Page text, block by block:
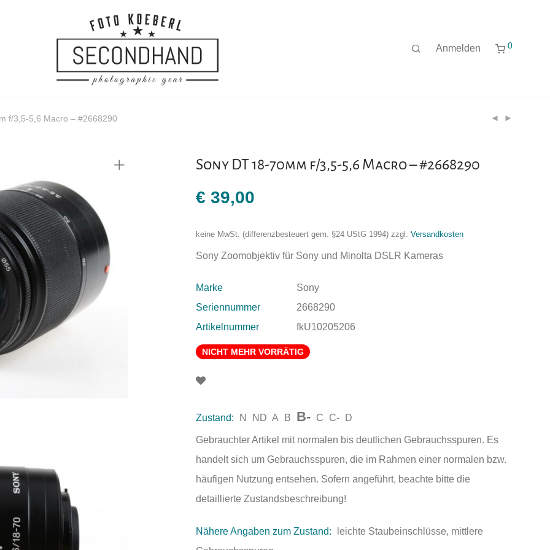
Anmelden 0
f/3,5-5,6 Macro – #2668290
Sony DT 18-70mm f/3,5-5,6 Macro – #2668290
€ 39,00
keine MwSt. (differenzbesteuert gem. §24 UStG 1994) zzgl. Versandkosten
Sony Zoomobjektiv für Sony und Minolta DSLR Kameras
Marke
Sony
Seriennummer
2668290
Artikelnummer
fkU10205206
NICHT MEHR VORRÄTIG
Zustand: N ND A B B- C C- D
Gebrauchter Artikel mit normalen bis deutlichen Gebrauchsspuren. Es
handelt sich um Gebrauchsspuren, die im Rahmen einer normalen bzw.
häufigen Nutzung entsehen. Sofern angeführt, beachte bitte die
detaillierte Zustandsbeschreibung!
Nähere Angaben zum Zustand:
leichte Staubeinschlüsse, mittlere